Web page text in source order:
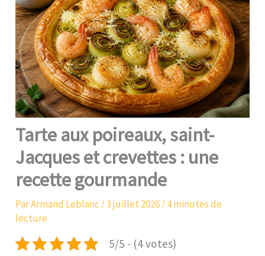
Tarte aux poireaux, saint-
Jacques et crevettes : une
recette gourmande
ParArmand Leblanc /3 juillet 2026/4 minutes de
lecture
5/5 - (4 votes)